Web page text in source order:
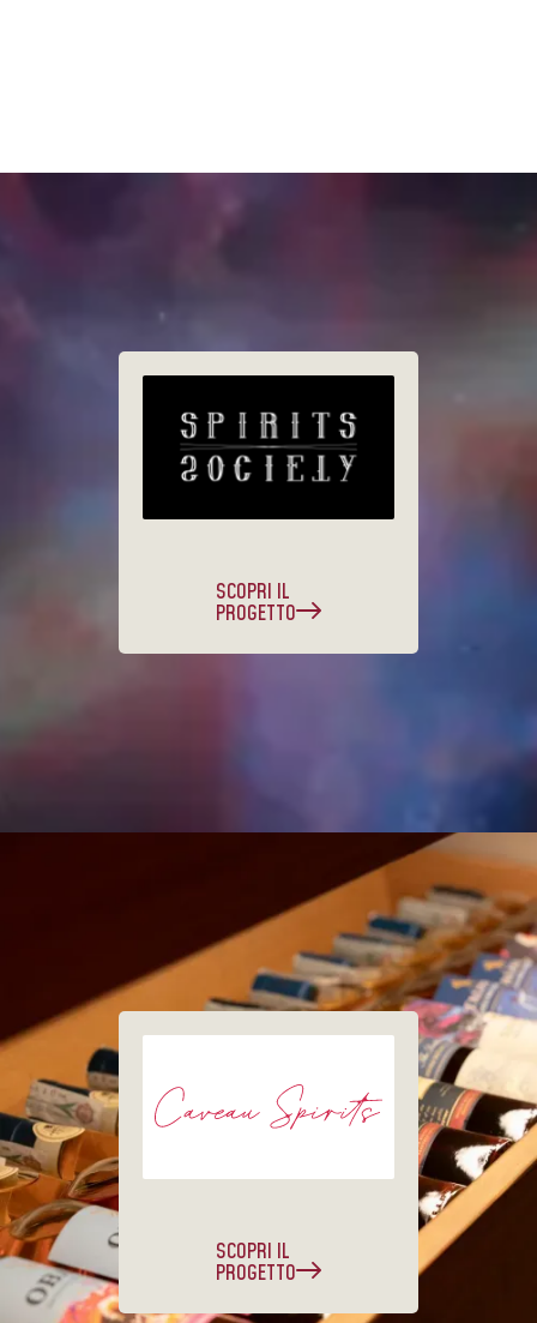
SCOPRI IL
PROGETTO
SCOPRI IL
PROGETTO